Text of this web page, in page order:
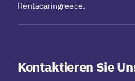
Rentacaringreece.
Kontaktieren Sie